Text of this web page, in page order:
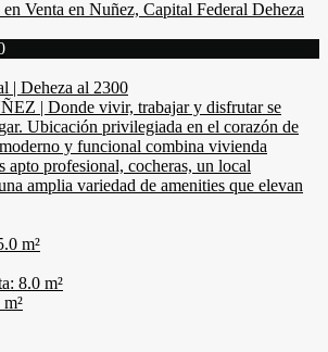
| Deheza al 2300
| Donde vivir, trabajar y disfrutar se
Ubicación privilegiada en el corazón de
y funcional combina vivienda
apto profesional, cocheras, un local
amplia variedad de amenities que elevan
m²
8.0 m²